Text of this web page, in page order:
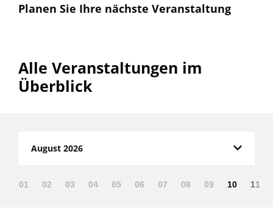
Planen Sie Ihre nächste Veranstaltung
Alle Veranstaltungen im
Überblick
August 2026
01 02 03 04 05 06 07 08 09 10 11